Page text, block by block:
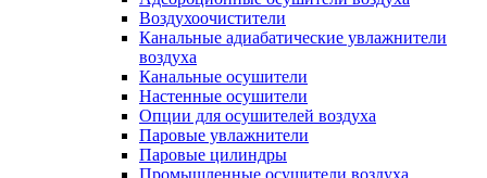
Воздухоочистители
Канальные адиабатические увлажнители
воздуха
Канальные осушители
Настенные осушители
Опции для осушителей воздуха
Паровые увлажнители
Паровые цилиндры
Промышленные осушители воздуха